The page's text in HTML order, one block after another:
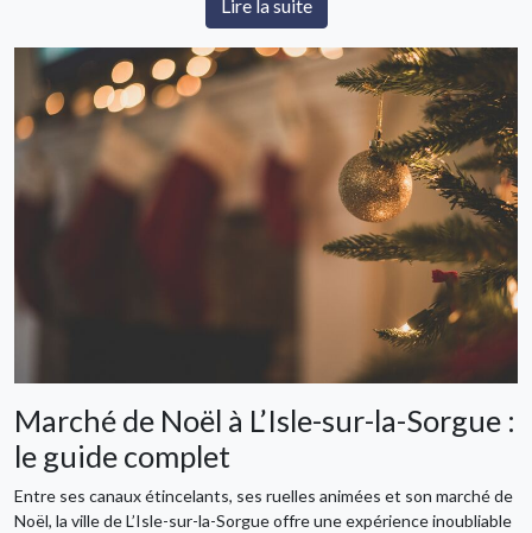
Lire la suite
Marché de Noël à L’Isle-sur-la-Sorgue :
le guide complet
Entre ses canaux étincelants, ses ruelles animées et son marché de
Noël, la ville de L’Isle-sur-la-Sorgue offre une expérience inoubliable